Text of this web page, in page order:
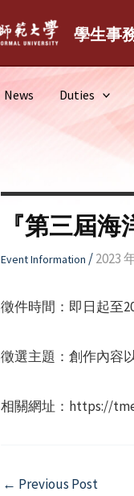
學生事
News Duties
『第三屆
Event Information /2023
徵件時間：即日起至
徵選主題：創作內容
相關網址：https://
Post
← Previous Post